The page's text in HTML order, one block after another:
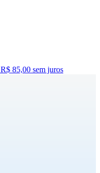
R$ 85,00 sem juros